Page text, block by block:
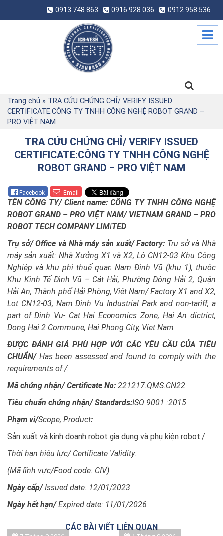
0913 748 863 0916 928 036 0912 958 536
Trang chủ » TRA CỨU CHỨNG CHỈ/ VERIFY ISSUED
CERTIFICATE:CÔNG TY TNHH CÔNG NGHỆ ROBOT GRAND –
PRO VIỆT NAM
TRA CỨU CHỨNG CHỈ/ VERIFY ISSUED
CERTIFICATE:CÔNG TY TNHH CÔNG NGHỆ
ROBOT GRAND – PRO VIỆT NAM
Facebook Email
TÊN CÔNG TY/ Client name: CÔNG TY TNHH CÔNG NGHỆ
ROBOT GRAND – PRO VIỆT NAM/ VIETNAM GRAND – PRO
ROBOT TECH COMPANY LIMITED
Trụ sở/ Office và Nhà máy sản xuất/ Factory: Trụ sở và Nhà
máy sản xuất: Nhà Xưởng X1 và X2, Lô CN12-03 Khu Công
Nghiệp và khu phi thuế quan Nam Đình Vũ (khu 1), thuộc
Khu Kinh Tế Đình Vũ – Cát Hải, Phường Đông Hải 2, Quận
Hải An, Thành phố Hải Phòng, Việt Nam/ Factory X1 and X2,
Lot CN12-03, Nam Dinh Vu Industrial Park and non-tariff, a
part of Dinh Vu- Cat Hai Economics Zone, Hai An dictrict,
Dong Hai 2 Commune, Hai Phong City, Viet Nam
ĐƯỢC ĐÁNH GIÁ PHÙ HỢP VỚI CÁC YÊU CẦU CỦA TIÊU
CHUẨN/ Has been assessed and found to comply with the
requirements of./.
Mã chứng nhận/ Certificate No: 221217.QMS.CN22
Tiêu chuẩn chứng nhận/ Standards:ISO 9001 :2015
Phạm vi/Scope, Product:
Sản xuất và kinh doanh robot gia dụng và phụ kiện robot./.
Thời hạn hiệu lực/ Certificate Validity:
(Mã lĩnh vực/Food code: CIV)
Ngày cấp/Issued date: 12/01/2023
Ngày hết hạn/Expired date: 11/01/2026
CÁC BÀI VIẾT LIÊN QUAN